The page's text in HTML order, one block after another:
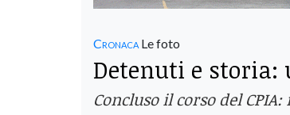
Cronaca Le foto
Detenuti e storia:
Concluso il corso del